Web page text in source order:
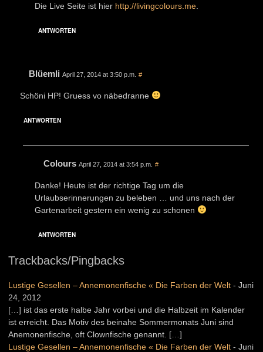
Die Live Seite ist hier http://livingcolours.me
ANTWORTEN
Blüemli April 27, 2014 at 3:50 p.m. #
Schöni HP! Gruess vo näbedranne
ANTWORTEN
Colours April 27, 2014 at 3:54 p.m. #
Danke! Heute ist der richtige Tag um die
Urlaubserinnerungen zu beleben … und uns nach der
Gartenarbeit gestern ein wenig zu schonen
ANTWORTEN
Trackbacks/Pingbacks
Lustige Gesellen – Annemonenfische « Die Farben der Welt - Juni
24, 2012
[…] ist das erste halbe Jahr vorbei und die Halbzeit im Kalender
ist erreicht. Das Motiv des beinahe Sommermonats Juni sind
Anemonenfische, oft Clownfische genannt. […]
Lustige Gesellen – Annemonenfische « Die Farben der Welt - Juni